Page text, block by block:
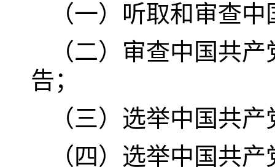
（一）听取和审查
（二）审查中国共
告；
（三）选举中国共
（四）选举中国共